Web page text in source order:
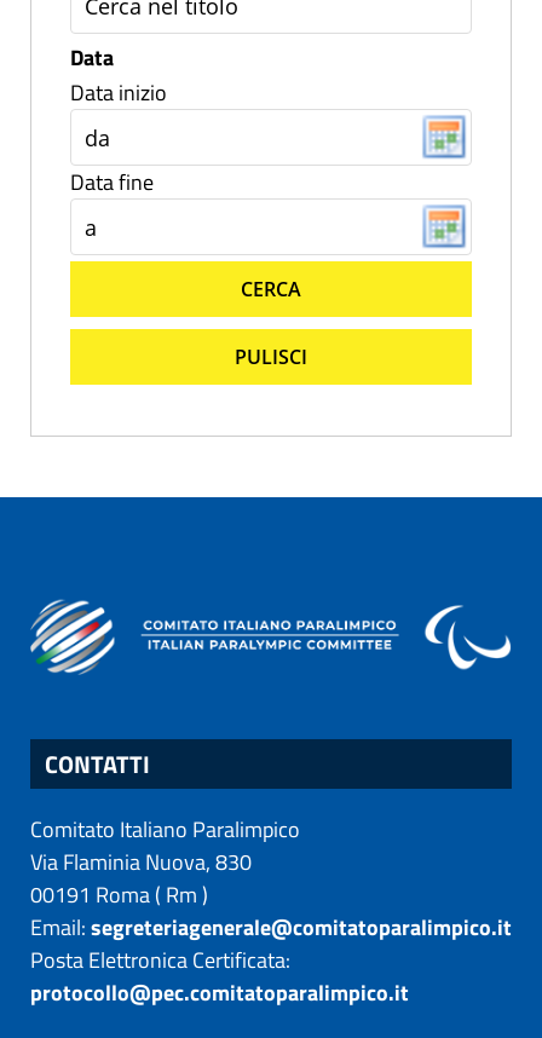
Data
Data inizio
Data fine
CERCA
PULISCI
CONTATTI
Comitato Italiano Paralimpico
Via Flaminia Nuova, 830
00191 Roma( Rm)
Email:segreteriagenerale@comitatoparalimpico.it
Posta Elettronica Certificata:
protocollo@pec.comitatoparalimpico.it